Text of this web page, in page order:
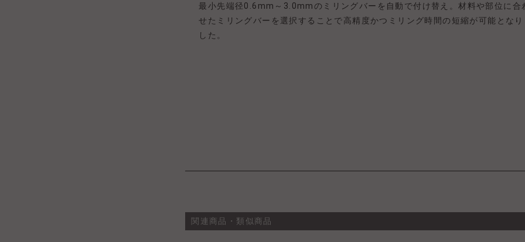
最小先端径0.6mm～3.0mmのミリングバーを自動で付け替え。材料や部位に合
せたミリングバーを選択することで高精度かつミリング時間の短縮が可能とな
した。
関連商品・類似商品